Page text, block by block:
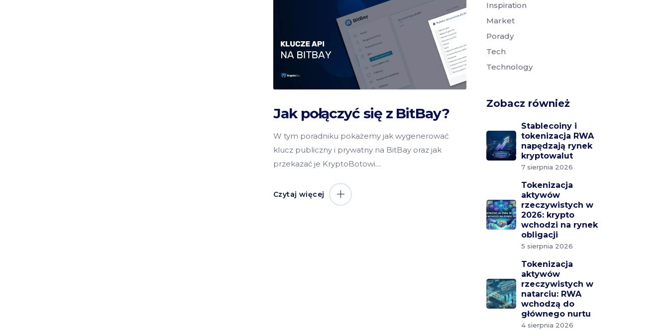
Jak połączyć się z BitBay?
W tym poradniku pokażemy jak wygenerować
klucz publiczny i prywatny na BitBay oraz jak
przekazać je KryptoBotowi.
Czytaj więcej
Inspiration
Market
Porady
Tech
Technology
Zobacz również
Stablecoiny i
tokenizacja RWA
napędzają rynek
kryptowalut
7 sierpnia 2026
Tokenizacja
aktywów
rzeczywistych w
2026: krypto
wchodzi na rynek
obligacji
5 sierpnia 2026
Tokenizacja
aktywów
rzeczywistych w
natarciu: RWA
wchodzą do
głównego nurtu
4 sierpnia 2026